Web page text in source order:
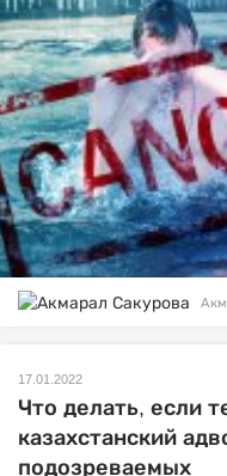
17.01.2022
Что делать, если
казахстанский
подозреваемых